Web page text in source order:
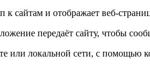
сайтам и отображает веб-
передаёт сайту, чтобы
или локальной сети, с помощью